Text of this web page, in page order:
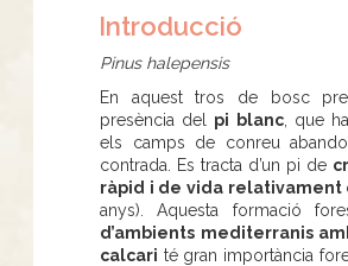
Introducció
Pinus halepensis
En aquest tros de bosc
presència del pi blanc, que
els camps de conreu
contrada. Es tracta d’un pi de
ràpid i de vida relativament
anys). Aquesta formació
d’ambients mediterranis
calcari té gran importància